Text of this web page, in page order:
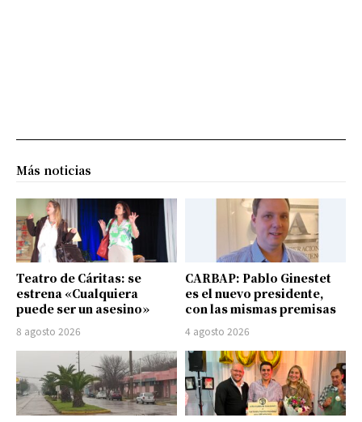
Más noticias
Teatro de Cáritas: se
estrena «Cualquiera
puede ser un asesino»
8 agosto 2026
CARBAP: Pablo Ginestet
es el nuevo presidente,
con las mismas premisas
4 agosto 2026